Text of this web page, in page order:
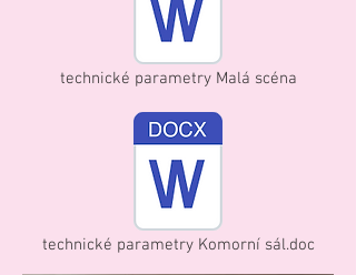
technické parametry Malá scéna
technické parametry Komorní sál.doc